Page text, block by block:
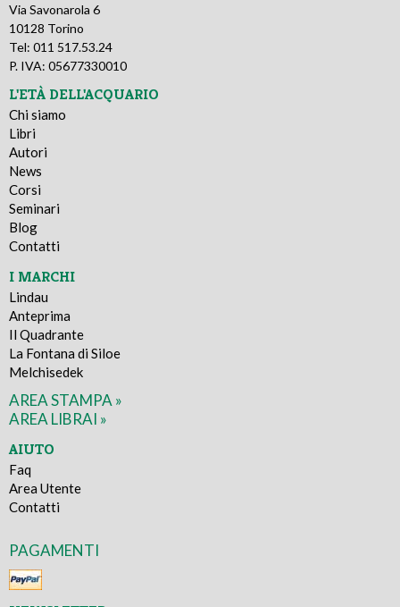
Via Savonarola 6
10128 Torino
Tel: 011 517.53.24
P. IVA: 05677330010
L'ETÀ DELL'ACQUARIO
Chi siamo
Libri
Autori
News
Corsi
Seminari
Blog
Contatti
I MARCHI
Lindau
Anteprima
Il Quadrante
La Fontana di Siloe
Melchisedek
AREA STAMPA »
AREA LIBRAI »
AIUTO
Faq
Area Utente
Contatti
PAGAMENTI